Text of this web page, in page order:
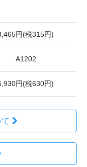
円(税315円)
A1202
円(税630円)